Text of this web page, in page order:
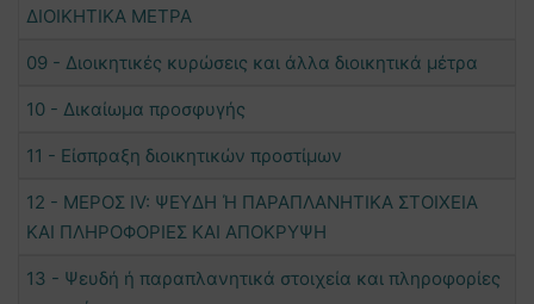
ΔΙΟΙΚΗΤΙΚΑ ΜΕΤΡΑ
09 - Διοικητικές κυρώσεις και άλλα διοικητικά μέτρα
10 - Δικαίωμα προσφυγής
11 - Είσπραξη διοικητικών προστίμων
12 - ΜΕΡΟΣ IV: ΨΕΥΔH Ή ΠΑΡΑΠΛΑΝΗΤΙΚΑ ΣΤΟΙΧΕΙΑ
ΚΑΙ ΠΛΗΡΟΦΟΡΙΕΣ ΚΑΙ ΑΠΟΚΡΥΨΗ
13 - Ψευδή ή παραπλανητικά στοιχεία και πληροφορίες